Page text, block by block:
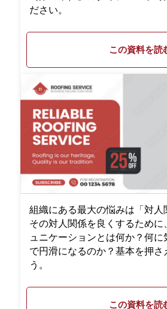
ださい。
この資料を読
組織にある最大の悩みは「対人
その対人関係を良くするために
ュニケーションとは何か？何に
で円滑になるのか？基本を押さ
う。
この資料を読